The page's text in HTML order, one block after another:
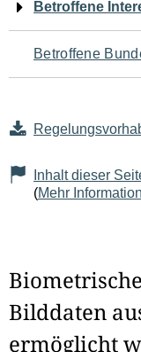
denBetroffene
Betroffene
Inhalt dieser
(Mehr
Bilddaten
ermöglicht